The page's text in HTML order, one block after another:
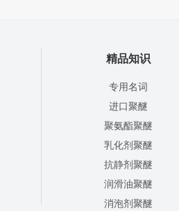
精品知识
专用名词
进口聚醚
聚氨酯聚醚
乳化剂聚醚
抗静剂聚醚
润滑油聚醚
消泡剂聚醚